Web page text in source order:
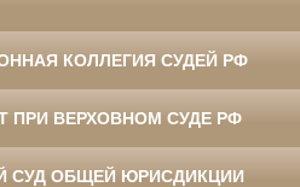
КОЛЛЕГИЯ СУДЕЙ РФ
ПРИ ВЕРХОВНОМ СУДЕ РФ
СУД ОБЩЕЙ ЮРИСДИКЦИИ